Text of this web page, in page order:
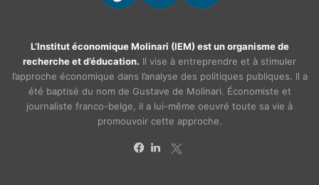
L’Institut économique Molinari (IEM) est un organisme de
recherche et d’éducation. Il vise à entreprendre et à stimuler
l’approche économique dans l’analyse des politiques publiques. Il a
été baptisé du nom de Gustave de Molinari. Économiste et
journaliste franco-belge, il a lui-même oeuvré toute sa vie à
promouvoir cette approche.